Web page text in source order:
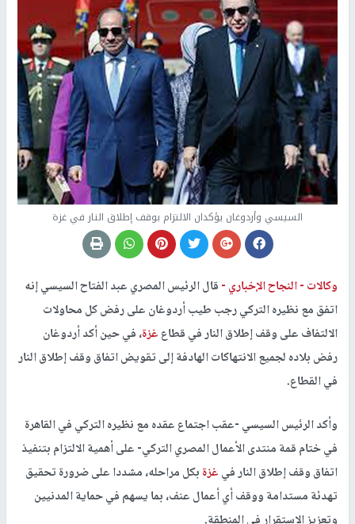
السيسي وأردوغان يؤكدان الالتزام بوقف إطلاق النار في غزة
وكالات -النجاح الإخباري -قال الرئيس المصري عبد الفتاح السيسي إنه
اتفق مع نظيره التركي رجب طيب أردوغان على رفض كل محاولات
الالتفاف على وقف إطلاق النار في قطاعغزة، في حين أكد أردوغان
رفض بلاده لجميع الانتهاكات الهادفة إلى تقويض اتفاق وقف إطلاق النار
في القطاع.
وأكد الرئيس السيسي -عقب اجتماع عقده مع نظيره التركي في القاهرة
في ختام قمة منتدى الأعمال المصري التركي- على أهمية الالتزام بتنفيذ
اتفاق وقف إطلاق النار فيغزةبكل مراحله، مشددا على ضرورة تحقيق
تهدئة مستدامة ووقف أي أعمال عنف، بما يسهم في حماية المدنيين